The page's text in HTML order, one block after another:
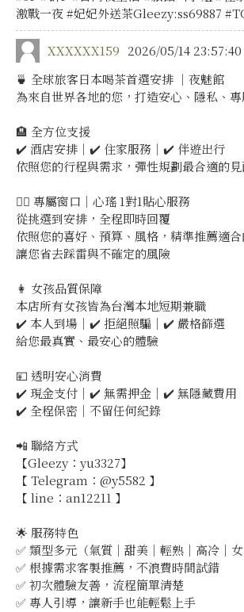
激戰一夜 #妃妃外送茶Gleezy:ss69887
XXXXXX159 2026/05/14 23:57:40
🍵 全球旅客日本喝茶首選安排 ｜夜魅館
為來自世界各地的您，打造安心、隱私、
🏨 全方位支援
✔️ 酒店安排｜✔️ 住家服務｜✔️ 伴遊出行
依照您的行程與需求，彈性規劃最合適的
💁‍♀️ 專屬窗口｜心瑤 1對1貼心服務
從挑選到安排，全程即時回覆
依照您的喜好、預算、風格，精準推薦適
讓您省去踩雷與不確定的風險
👩 女孩品質保障
本店所有女孩皆為台灣本地短期兼職
✔️ 本人到場｜✔️ 拒絕照騙｜✔️ 嚴格篩選
給您最真實、最安心的體驗
💴 透明安心消費
✔️ 現金支付｜✔️ 無需押金｜✔️ 無隱藏費用
✔️ 全程保密｜不留任何紀錄
📲 聯絡方式
【Gleezy：yu3327】
【 Telegram：@y5582 】
【 line：an12211 】
🌟 服務特色
✅ 類型多元（氣質｜甜美｜輕熟｜高冷｜女
✅ 根據需求客製推薦，不浪費時間試錯
✅ 初次體驗友善，流程簡單清楚
✅ 專人引導，讓新手也能輕鬆上手